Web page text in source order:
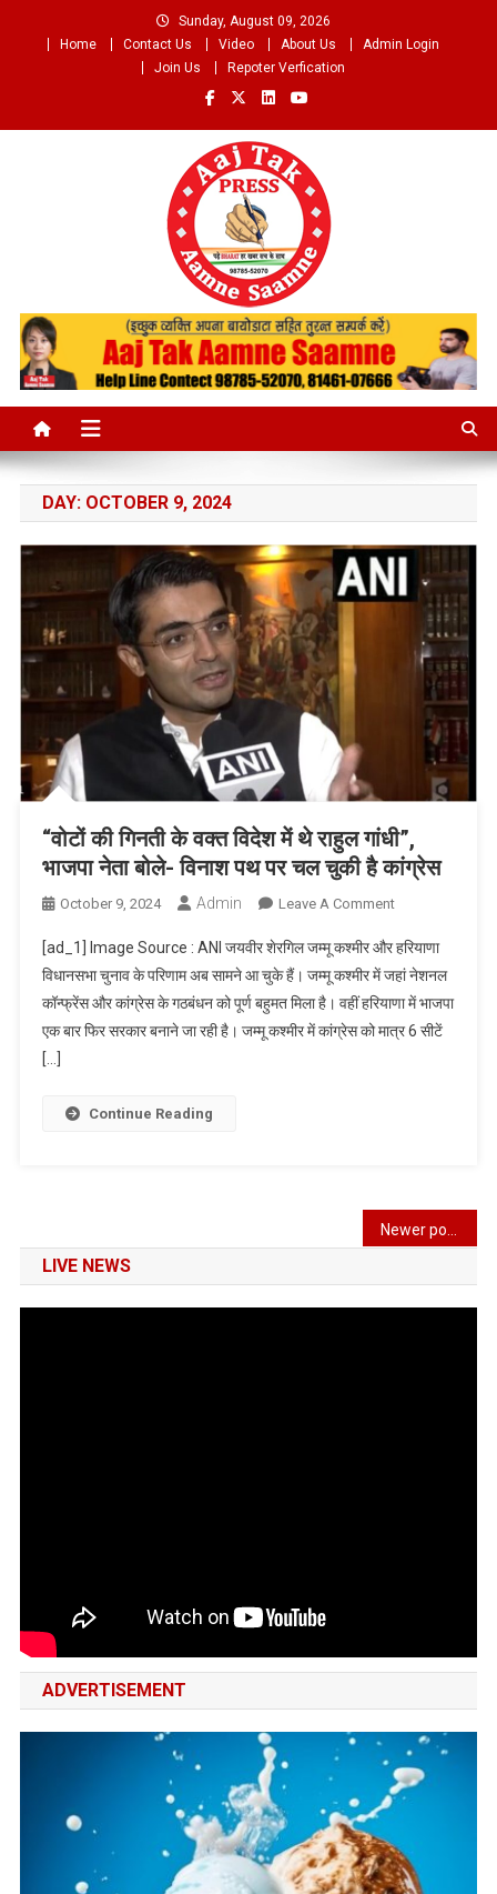
Sunday, August 09, 2026
Home
Contact Us Video About Us
Admin Login
Join Us
Repoter Verfication
Aaj Tak Aamne Saamne.com
DAY: OCTOBER 9, 2024
“वोटों की गिनती के वक्त विदेश में थे राहुल गांधी”,
भाजपा नेता बोले- विनाश पथ पर चल चुकी है कांग्रेस
October 9, 2024 Admin Leave A CommentOn
की
गिनती
के
वक्त
नेता
बोले-
पथ
पर
[ad_1] Image Source : ANI जयवीर शेरगिल जम्मू कश्मीर और हरियाणा
विधानसभा चुनाव के परिणाम अब सामने आ चुके हैं। जम्मू कश्मीर में जहां नेशनल
कॉन्फ्रेंस और कांग्रेस के गठबंधन को पूर्ण बहुमत मिला है। वहीं हरियाणा में भाजपा
एक बार फिर सरकार बनाने जा रही है। जम्मू कश्मीर में कांग्रेस को मात्र 6 सीटें
[…]
Continue Reading
navigation
LIVE NEWS
ADVERTISEMENT